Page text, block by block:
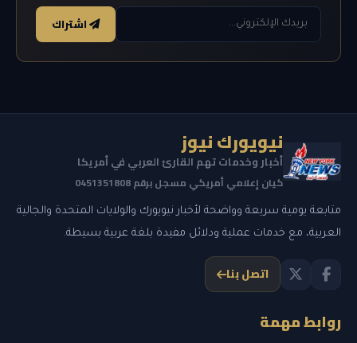
اشتراك
نيويورك نيوز
أخبار وخدمات تهم القارئ العربي في أمريكا
كيان إعلامي أمريكي مسجل برقم 0451351808
متابعة يومية سريعة وواضحة لأخبار نيويورك والولايات المتحدة والجالية
العربية، مع خدمات عملية ودلائل مفيدة بلغة عربية بسيطة.
اتصل بنا
روابط مهمة